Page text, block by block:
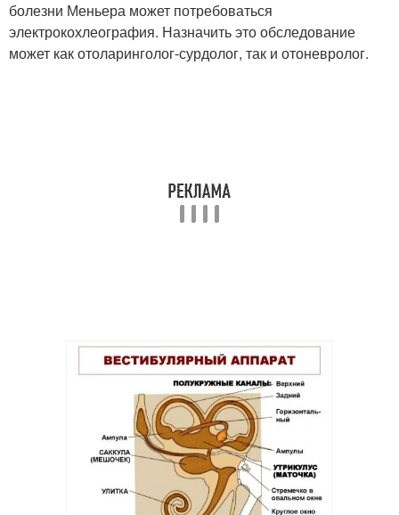
болезни Меньера может потребоваться
электрокохлеография. Назначить это обследование
может как отоларинголог-сурдолог, так и отоневролог.